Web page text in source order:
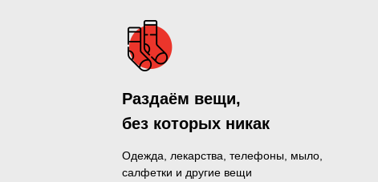
Одежда, лекарства, телефоны, мыло,
салфетки и другие вещи
Раздаём вещи,
без которых никак